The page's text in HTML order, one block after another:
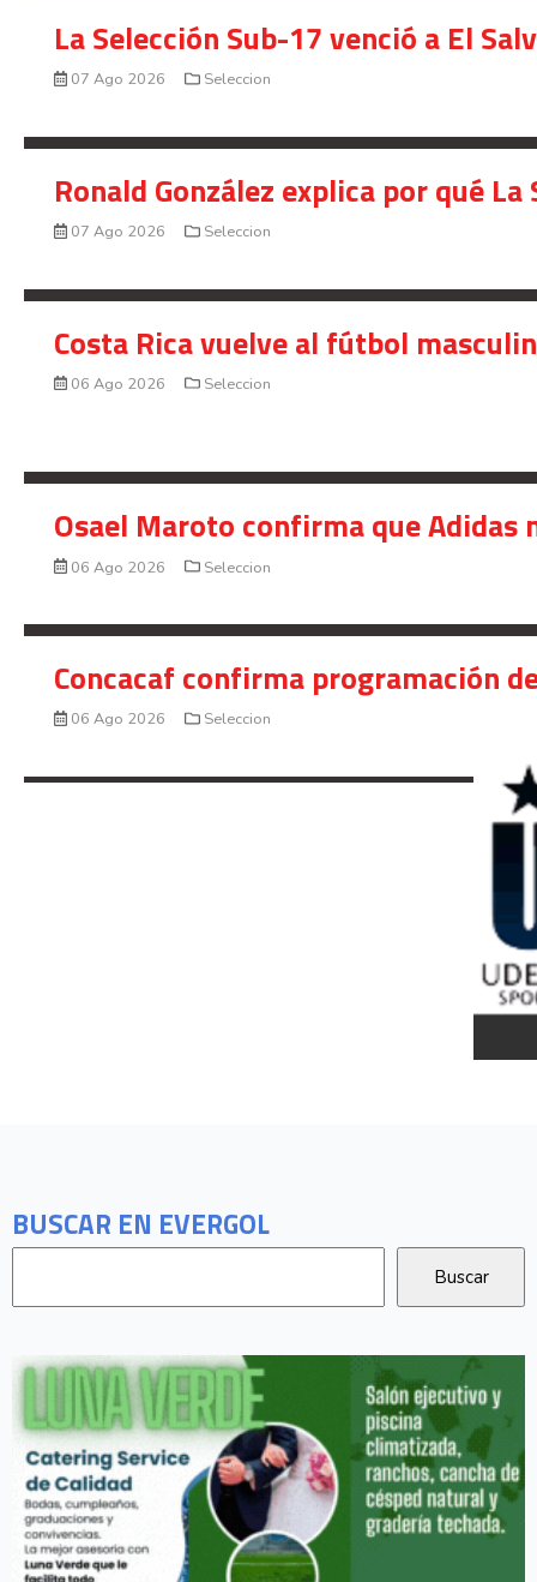
BUSCAR EN EVERGOL
La Selección Sub-17 venció a El
07 Ago 2026 Seleccion
Ronald González explica por qué
07 Ago 2026 Seleccion
Costa Rica vuelve al fútbol
06 Ago 2026 Seleccion
Osael Maroto confirma que Adidas
06 Ago 2026 Seleccion
Concacaf confirma programación
06 Ago 2026 Seleccion